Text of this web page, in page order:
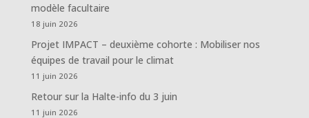
modèle facultaire
18 juin 2026
Projet IMPACT – deuxième cohorte : Mobiliser nos
équipes de travail pour le climat
11 juin 2026
Retour sur la Halte-info du 3 juin
11 juin 2026